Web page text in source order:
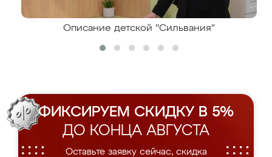
Описание детской "Сильвания"
ФИКСИРУЕМ СКИДКУ В 5%
ДО КОНЦА АВГУСТА
Оставьте заявку сейчас, скидка